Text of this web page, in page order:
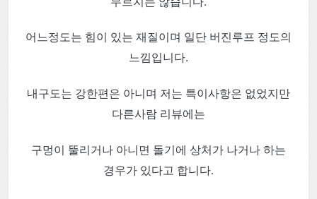
어느정도는 힘이 있는 재질이며 일단 버진루프 정도의
느낌입니다.
내구도는 강한편은 아니며 저는 특이사항은 없었지만
다른사람 리뷰에는
구멍이 뚤리거나 아니면 돌기에 상처가 나거나 하는
경우가 있다고 합니다.